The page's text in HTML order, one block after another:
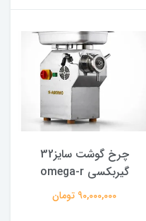
چرخ گوشت سایز32
گیربکسی omega-r
90,000,000 تومان